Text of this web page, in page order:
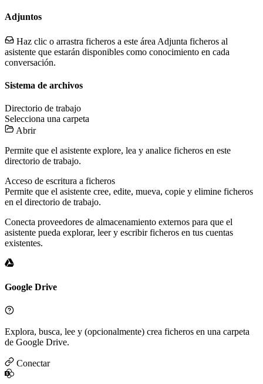
Adjuntos
Haz clic o arrastra ficheros a este área Adjunta ficheros al
asistente que estarán disponibles como conocimiento en cada
conversación.
Sistema de archivos
Directorio de trabajo
Selecciona una carpeta
Abrir
Permite que el asistente explore, lea y analice ficheros en este
directorio de trabajo.
Acceso de escritura a ficheros
Permite que el asistente cree, edite, mueva, copie y elimine ficheros
en el directorio de trabajo.
Conecta proveedores de almacenamiento externos para que el
asistente pueda explorar, leer y escribir ficheros en tus cuentas
existentes.
Google Drive
Explora, busca, lee y (opcionalmente) crea ficheros en una carpeta
de Google Drive.
Conectar